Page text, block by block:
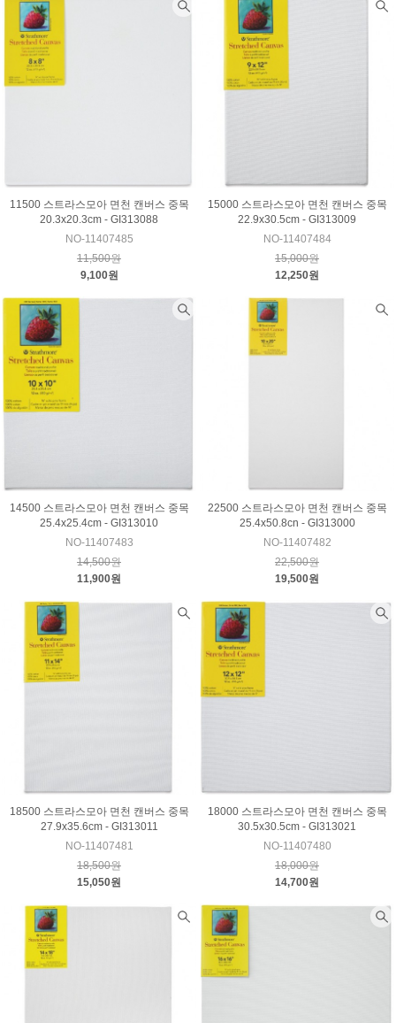
11500 스트라스모아 면천 캔버스 중목
20.3x20.3cm - GI313088
NO-11407485
11,500원
9,100원
15000 스트라스모아 면천 캔버스 중목
22.9x30.5cm - GI313009
NO-11407484
15,000원
12,250원
14500 스트라스모아 면천 캔버스 중목
25.4x25.4cm - GI313010
NO-11407483
14,500원
11,900원
22500 스트라스모아 면천 캔버스 중목
25.4x50.8cn - GI313000
NO-11407482
22,500원
19,500원
18500 스트라스모아 면천 캔버스 중목
27.9x35.6cm - GI313011
NO-11407481
18,500원
15,050원
18000 스트라스모아 면천 캔버스 중목
30.5x30.5cm - GI313021
NO-11407480
18,000원
14,700원